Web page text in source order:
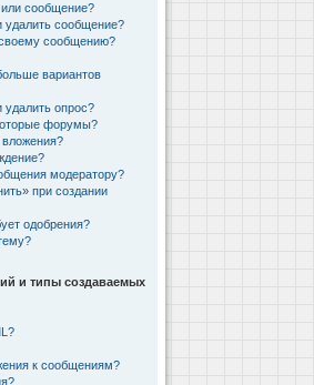
сообщение?
удалить сообщение?
сообщению?
вариантов
удалить опрос?
форумы?
модератору?
при создании
одобрения?
и типы создаваемых
к сообщениям?